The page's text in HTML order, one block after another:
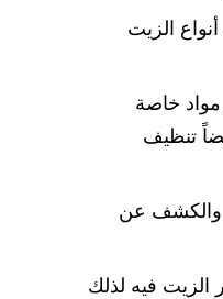
الزيت
خاصة
تنظيف
والكشف عن
الزيت فيه لذلك